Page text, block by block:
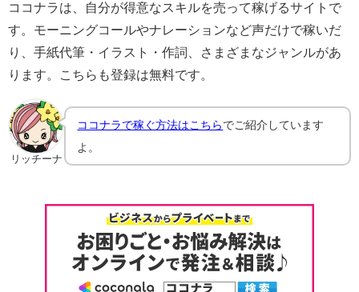
ココナラは、自分が得意なスキルを売って稼げるサイトで
す。モーニングコールやナレーションなど声だけで稼いだ
り、手紙代筆・イラスト・作詞、さまざまなジャンルがあ
ります。こちらも登録は無料です。
リッチーナ
ココナラで稼ぐ方法はこちら でご紹介しています
よ。